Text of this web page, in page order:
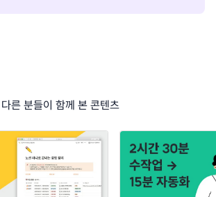
다른 분들이 함께 본 콘텐츠